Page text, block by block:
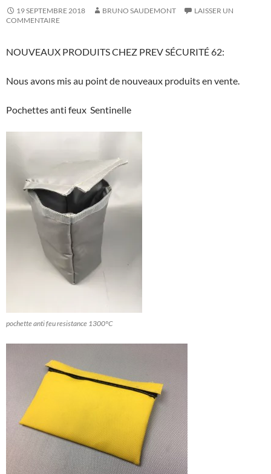
19 SEPTEMBRE 2018 BRUNO SAUDEMONT
LAISSER UN
COMMENTAIRE
NOUVEAUX PRODUITS CHEZ PREV SÉCURITÉ 62:
Nous avons mis au point de nouveaux produits en vente.
Pochettes anti feux Sentinelle
pochette anti feu resistance 1300°C